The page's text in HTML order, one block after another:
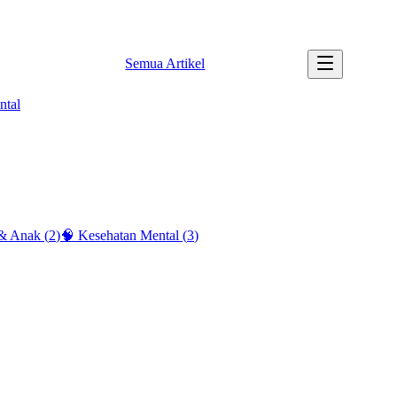
Semua Artikel
Anak (2)🧠 Kesehatan Mental (3)